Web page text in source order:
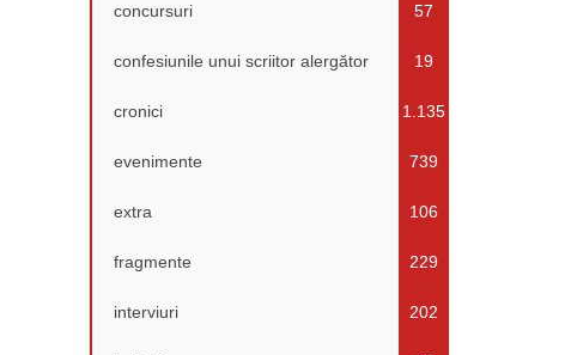
concursuri 57
confesiunile unui scriitor alergător 19
cronici 1.135
evenimente 739
extra 106
fragmente 229
interviuri 202